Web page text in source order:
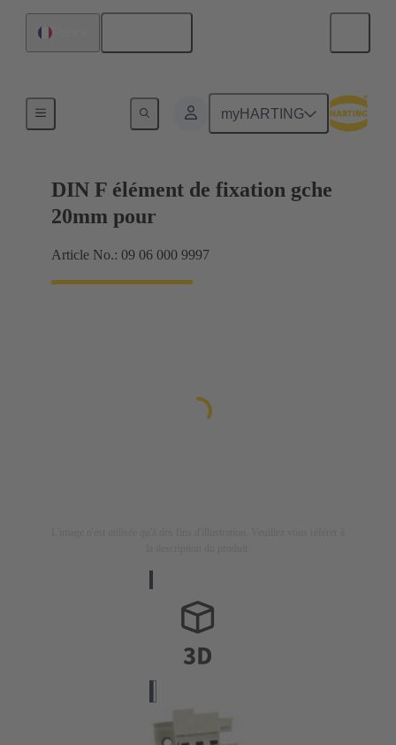
myHARTING
DIN F élément de fixation gche
20mm pour
Article No.: 09 06 000 9997